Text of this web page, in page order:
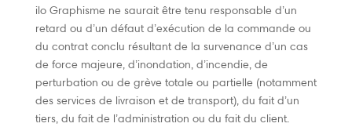
ilo Graphisme ne saurait être tenu responsable d’un
retard ou d’un défaut d’exécution de la commande ou
du contrat conclu résultant de la survenance d’un cas
de force majeure, d’inondation, d’incendie, de
perturbation ou de grève totale ou partielle (notamment
des services de livraison et de transport), du fait d’un
tiers, du fait de l’administration ou du fait du client.